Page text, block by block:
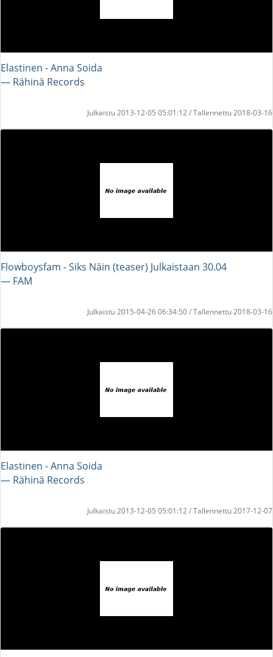
Elastinen - Anna Soida
― Rähinä Records
Julkaistu 2013-12-05 05:01:12 / Tallennettu 2018-03-16
Flowboysfam - Siks Näin (teaser) Julkaistaan 30.04
― FAM
Julkaistu 2015-04-26 06:34:50 / Tallennettu 2018-03-16
Elastinen - Anna Soida
― Rähinä Records
Julkaistu 2013-12-05 05:01:12 / Tallennettu 2017-12-07